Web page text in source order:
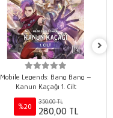
Mobile Legends: Bang Bang –
Kanun Kaçağı 1. Cilt
%20
350,00 TL
280,00 TL